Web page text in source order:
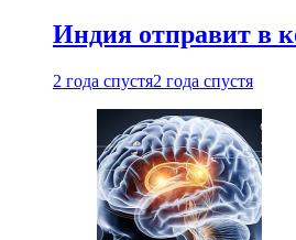
Индия отправит в
2 года спустя2 года спустя